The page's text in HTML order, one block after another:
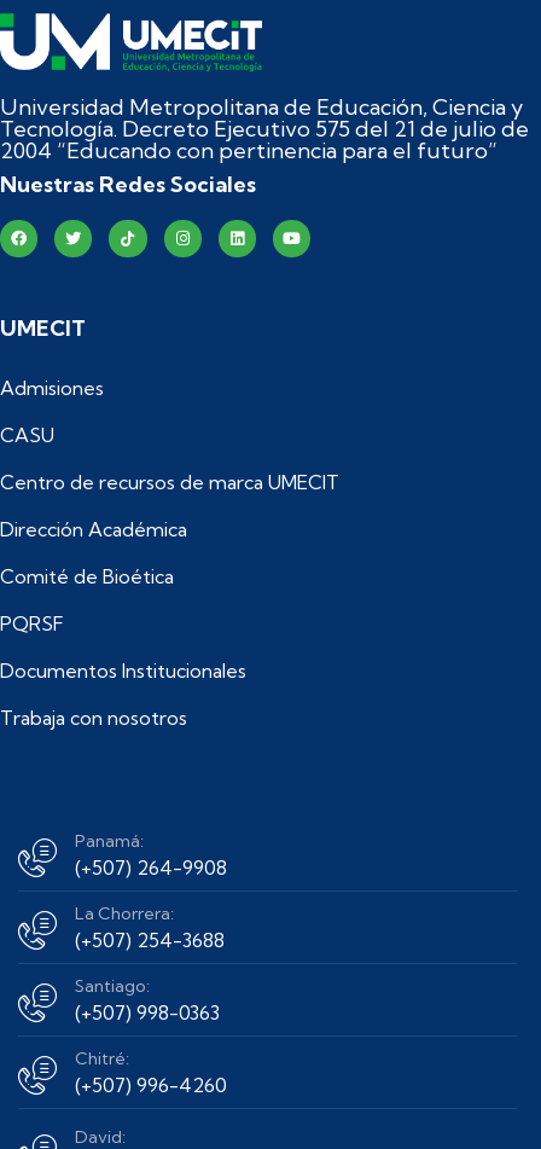
Universidad Metropolitana de Educación, Ciencia y
Tecnología. Decreto Ejecutivo 575 del 21 de julio de
2004 “Educando con pertinencia para el futuro”
Nuestras Redes Sociales
UMECIT
Admisiones
CASU
Centro de recursos de marca UMECIT
Dirección Académica
Comité de Bioética
PQRSF
Documentos Institucionales
Trabaja con nosotros
Panamá:
(+507) 264-9908
La Chorrera:
(+507) 254-3688
Santiago:
(+507) 998-0363
Chitré:
(+507) 996-4260
David: